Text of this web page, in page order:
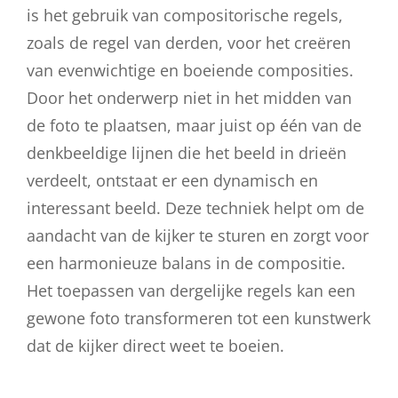
is het gebruik van compositorische regels,
zoals de regel van derden, voor het creëren
van evenwichtige en boeiende composities.
Door het onderwerp niet in het midden van
de foto te plaatsen, maar juist op één van de
denkbeeldige lijnen die het beeld in drieën
verdeelt, ontstaat er een dynamisch en
interessant beeld. Deze techniek helpt om de
aandacht van de kijker te sturen en zorgt voor
een harmonieuze balans in de compositie.
Het toepassen van dergelijke regels kan een
gewone foto transformeren tot een kunstwerk
dat de kijker direct weet te boeien.